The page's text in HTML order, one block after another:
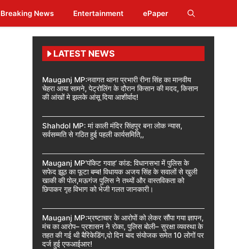
Breaking News Entertainment ePaper
LATEST NEWS
Mauganj MP:नवागत थाना प्रभारी रीना सिंह का मानवीय
चेहरा आया सामने, पेट्रोलिंग के दौरान किसान की मदद, किसान
की आंखों मे झलके आंसू दिया आशीर्वाद!
Shahdol MP: मां काली मंदिर सिंहपुर बना लोक न्यास,
सर्वसम्मति से गठित हुई पहली कार्यसमिति,,
Mauganj MP’पॉकेट गवाह’ कांड: विधानसभा में पुलिस के
सफेद झूठ का फूटा बम्ब! विधायक अजय सिंह के सवालों से खुली
खाकी की पोल,मऊगंज पुलिस ने तथ्यों और वास्तविकता को
छिपाकर गृह विभाग को भेजी गलत जानकारी।
Mauganj MP:भ्रष्टाचार के आरोपों को लेकर सौंपा गया ज्ञापन,
मंच का आरोप– प्रशासन ने रोका, पुलिस बोली– सुरक्षा व्यवस्था के
तहत की गई थी बैरिकेडिंग,दो दिन बाद संयोजक समेत 10 लोगों पर
दर्ज हुई एफआईआर!